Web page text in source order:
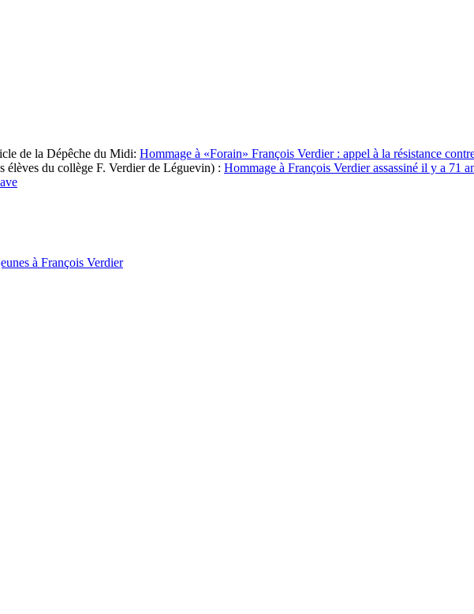
de la Dépêche du Midi: Hommage à «Forain» François Verdier : appel à la résistance
élèves du collège F. Verdier de Léguevin) : Hommage à François Verdier assassiné il y a 71
à François Verdier